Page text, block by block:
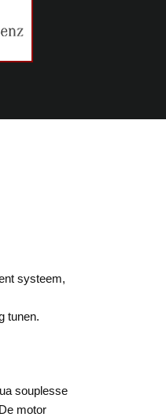
systeem,
tunen.
souplesse
motor